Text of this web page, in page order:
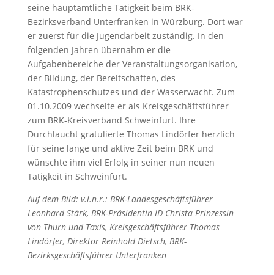
seine hauptamtliche Tätigkeit beim BRK-
Bezirksverband Unterfranken in Würzburg. Dort war
er zuerst für die Jugendarbeit zuständig. In den
folgenden Jahren übernahm er die
Aufgabenbereiche der Veranstaltungsorganisation,
der Bildung, der Bereitschaften, des
Katastrophenschutzes und der Wasserwacht. Zum
01.10.2009 wechselte er als Kreisgeschäftsführer
zum BRK-Kreisverband Schweinfurt. Ihre
Durchlaucht gratulierte Thomas Lindörfer herzlich
für seine lange und aktive Zeit beim BRK und
wünschte ihm viel Erfolg in seiner nun neuen
Tätigkeit in Schweinfurt.
Auf dem Bild: v.l.n.r.: BRK-Landesgeschäftsführer
Leonhard Stärk, BRK-Präsidentin ID Christa Prinzessin
von Thurn und Taxis, Kreisgeschäftsführer Thomas
Lindörfer, Direktor Reinhold Dietsch, BRK-
Bezirksgeschäftsführer Unterfranken